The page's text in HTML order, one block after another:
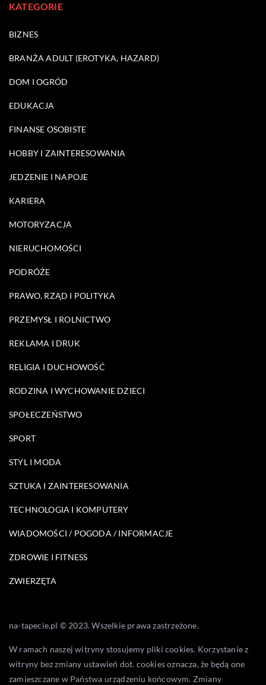
KATEGORIE
BIZNES
BRANŻA ADULT (EROTYKA, HAZARD)
DOM I OGRÓD
EDUKACJA
FINANSE OSOBISTE
HOBBY I ZAINTERESOWANIA
JEDZENIE I NAPOJE
KARIERA
MOTORYZACJA
NIERUCHOMOŚCI
PODRÓŻE
PRAWO, RZĄD I POLITYKA
PRZEMYSŁ I ROLNICTWO
REKLAMA I DRUK
RELIGIA I DUCHOWOŚĆ
RODZINA I WYCHOWANIE DZIECI
SPOŁECZEŃSTWO
SPORT
STYL I MODA
SZTUKA I ZAINTERESOWANIA
TECHNOLOGIA I KOMPUTERY
WIADOMOŚCI / POGODA / INFORMACJE
ZDROWIE I FITNESS
ZWIERZĘTA
na-tapecie.pl © 2023. Wszelkie prawa zastrzeżone.
W ramach naszej witryny stosujemy pliki cookies. Korzystanie z
witryny bez zmiany ustawień dot. cookies oznacza, że będą one
zamieszczane w Państwa urządzeniu końcowym. Zmiany